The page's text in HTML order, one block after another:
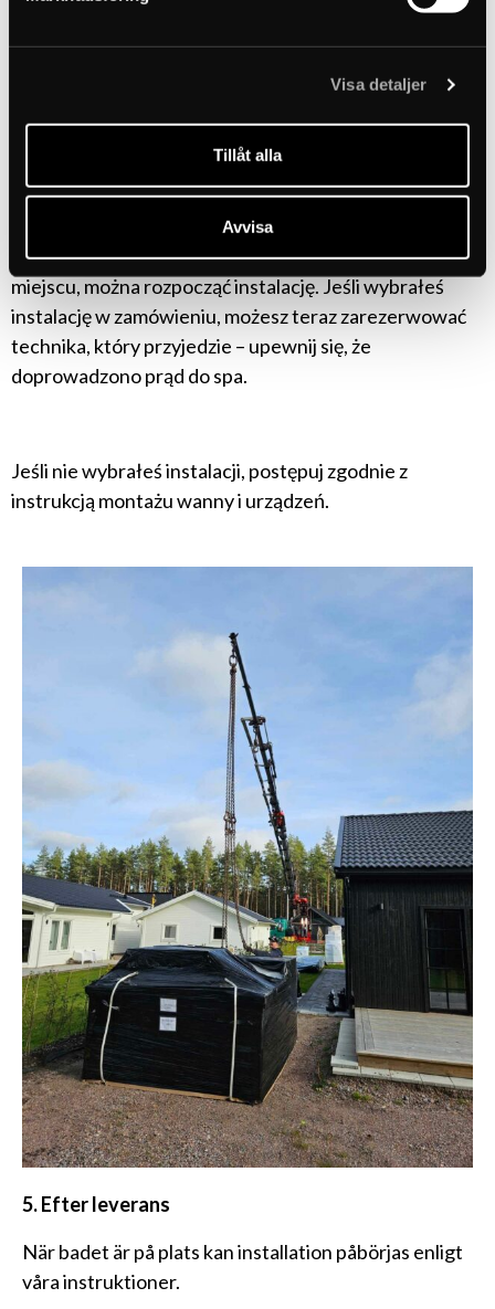
Visa detaljer
Tillåt alla
Avvisa
przez co najmniej dwie osoby. Należy podnosić za pasy
Gdy skrzynka techniczna i wanna stoją na właściwym
miejscu, można rozpocząć instalację. Jeśli wybrałeś
instalację w zamówieniu, możesz teraz zarezerwować
technika, który przyjedzie – upewnij się, że
doprowadzono prąd do spa.
Jeśli nie wybrałeś instalacji, postępuj zgodnie z
instrukcją montażu wanny i urządzeń.
5. Efter leverans
När badet är på plats kan installation påbörjas enligt
våra instruktioner.